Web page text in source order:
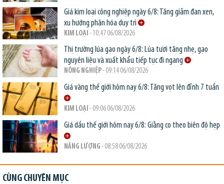
Giá kim loại công nghiệp ngày 6/8: Tăng giảm đan xen,
xu hướng phân hóa duy trì
KIM LOẠI - 10:47 06/08/2026
Thị trường lúa gạo ngày 6/8: Lúa tươi tăng nhẹ, gạo
nguyên liệu và xuất khẩu tiếp tục đi ngang
NÔNG NGHIỆP- 09:14 06/08/2026
Giá vàng thế giới hôm nay 6/8: Tăng vọt lên đỉnh 7 tuần
KIM LOẠI - 09:06 06/08/2026
Giá dầu thế giới hôm nay 6/8: Giằng co theo biên độ hẹp
NĂNG LƯỢNG - 08:58 06/08/2026
CÙNG CHUYÊN MỤC